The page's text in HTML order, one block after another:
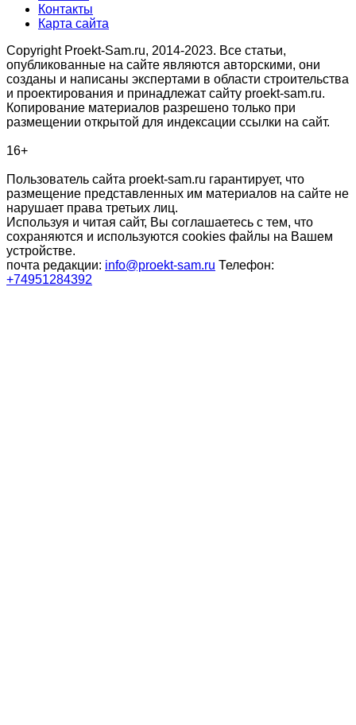
Контакты
Карта сайта
Copyright Proekt-Sam.ru, 2014-2023. Все статьи,
опубликованные на сайте являются авторскими, они
созданы и написаны экспертами в области строительства
и проектирования и принадлежат сайту proekt-sam.ru.
Копирование материалов разрешено только при
размещении открытой для индексации ссылки на сайт.
16+
Пользователь сайта proekt-sam.ru гарантирует, что
размещение представленных им материалов на сайте не
нарушает права третьих лиц.
Используя и читая сайт, Вы соглашаетесь с тем, что
сохраняются и используются cookies файлы на Вашем
устройстве.
почта редакции: info@proekt-sam.ru Телефон:
+74951284392